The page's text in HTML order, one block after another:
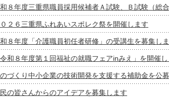
８年度三重県職員採用候補者Ａ試験、Ｂ試験（総
２６三重県ふれあいスポレク祭を開催します
８年度「介護職員初任者研修」の受講生を募集し
和８年度第１回福祉の就職フェアinみえ」を開催し
づくり中小企業の技術開発を支援する補助金を公
の皆さんからのアイデアを募集します